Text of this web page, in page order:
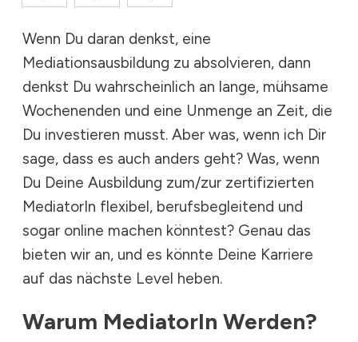
Wenn Du daran denkst, eine
Mediationsausbildung zu absolvieren, dann
denkst Du wahrscheinlich an lange, mühsame
Wochenenden und eine Unmenge an Zeit, die
Du investieren musst. Aber was, wenn ich Dir
sage, dass es auch anders geht? Was, wenn
Du Deine Ausbildung zum/zur zertifizierten
MediatorIn flexibel, berufsbegleitend und
sogar online machen könntest? Genau das
bieten wir an, und es könnte Deine Karriere
auf das nächste Level heben.
Warum MediatorIn Werden?